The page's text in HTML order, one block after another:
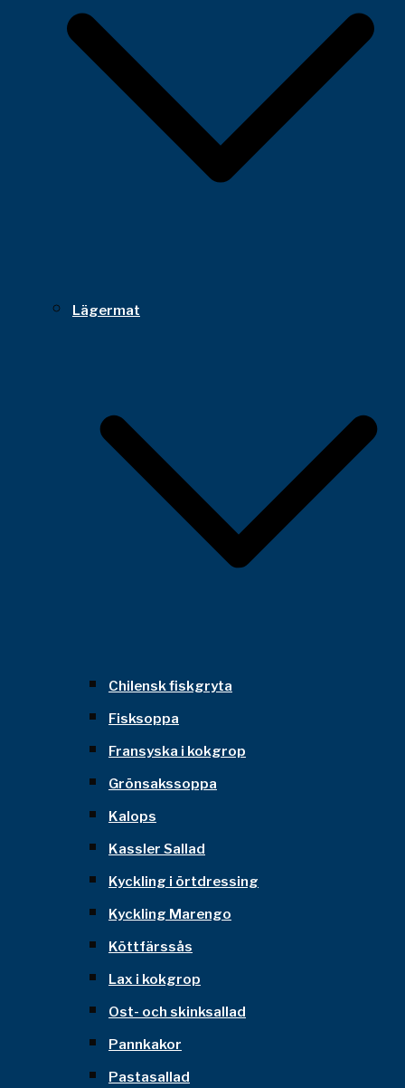
Lägermat
Chilensk fiskgryta
Fisksoppa
Fransyska i kokgrop
Grönsakssoppa
Kalops
Kassler Sallad
Kyckling i örtdressing
Kyckling Marengo
Köttfärssås
Lax i kokgrop
Ost- och skinksallad
Pannkakor
Pastasallad